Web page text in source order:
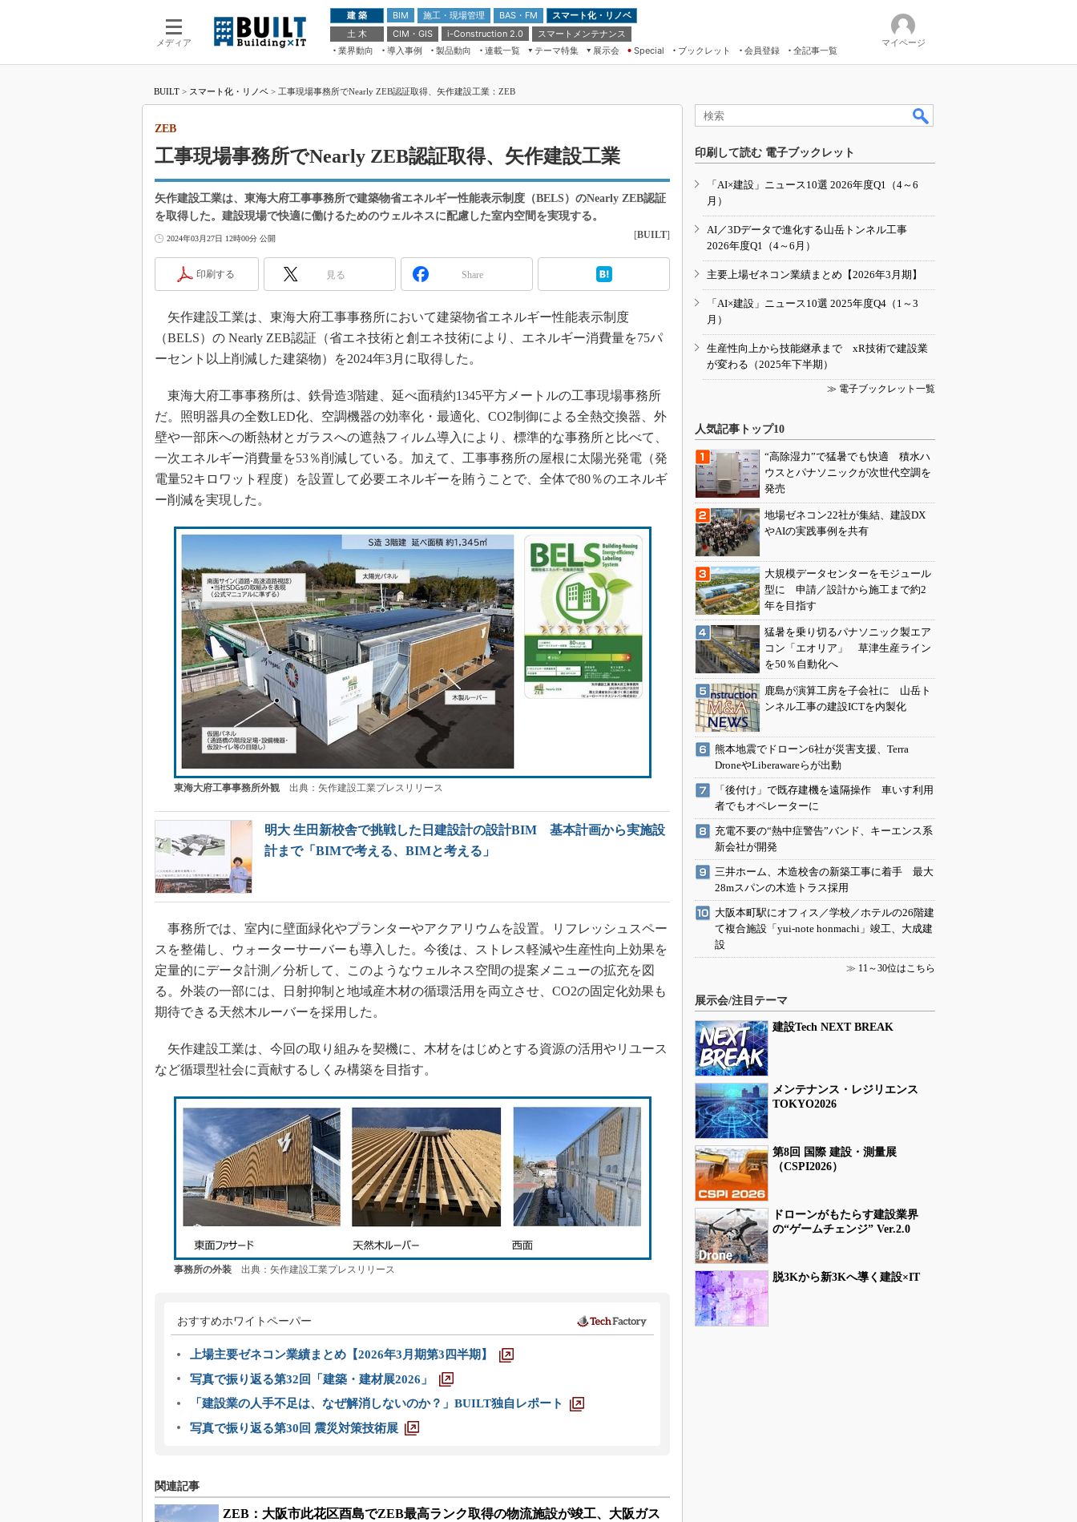
メディア
建 築 BIM 施工・現場管理 BAS・FM
スマート化・リノベ
土 木
CIM・GIS i-Construction 2.0
スマートメンテナンス
業界動向
導入事例 製品動向 連載一覧
テーマ特集
ドローンがもたらす建設業界の“ゲー
ムチェンジ” Ver.2.0
“Society5.0”時代のスマートビル
VR／ARが描くモノづくりのミライ
展示会
第8回 国際 建設・測量展
築・土木・不動産の先端技術展－
Japan Drone 2023
メンテナンス・レジリエンスOSAKA
2020
Special ブックレット 会員登録 全記事一覧
マイページ
BUILT > スマート化・リノベ > 工事現場事務所でNearly ZEB認証取得、矢作建設工業：ZEB
工事現場事務所でNearly ZEB認証取得、矢作建設工業
ZEB
矢作建設工業は、東海大府工事事務所で建築物省エネルギー性能表示制度（BELS）のNearly ZEB認証
を取得した。建設現場で快適に働けるためのウェルネスに配慮した室内空間を実現する。
2024年03月27日 12時00分 公開 [BUILT]
印刷する 見る Share
矢作建設工業は、東海大府工事事務所において建築物省エネルギー性能表示制度
（BELS）の Nearly ZEB認証（省エネ技術と創エネ技術により、エネルギー消費量を75パ
ーセント以上削減した建築物）を2024年3月に取得した。
東海大府工事事務所は、鉄骨造3階建、延べ面積約1345平方メートルの工事現場事務所
だ。照明器具の全数LED化、空調機器の効率化・最適化、CO2制御による全熱交換器、外
壁や一部床への断熱材とガラスへの遮熱フィルム導入により、標準的な事務所と比べて、
一次エネルギー消費量を53％削減している。加えて、工事事務所の屋根に太陽光発電（発
電量52キロワット程度）を設置して必要エネルギーを賄うことで、全体で80％のエネルギ
ー削減を実現した。
東海大府工事事務所外観出典：矢作建設工業プレスリリース
明大 生田新校舎で挑戦した日建設計の設計BIM 基本計画から実施設
計まで「BIMで考える、BIMと考える」
事務所では、室内に壁面緑化やプランターやアクアリウムを設置。リフレッシュスペー
スを整備し、ウォーターサーバーも導入した。今後は、ストレス軽減や生産性向上効果を
定量的にデータ計測／分析して、このようなウェルネス空間の提案メニューの拡充を図
る。外装の一部には、日射抑制と地域産木材の循環活用を両立させ、CO2の固定化効果も
期待できる天然木ルーバーを採用した。
矢作建設工業は、今回の取り組みを契機に、木材をはじめとする資源の活用やリユース
など循環型社会に貢献するしくみ構築を目指す。
事務所の外装出典：矢作建設工業プレスリリース
おすすめホワイトペーパー
上場主要ゼネコン業績まとめ【2026年3月期第3四半期】
写真で振り返る第32回「建築・建材展2026」
「建設業の人手不足は、なぜ解消しないのか？」BUILT独自レポート
写真で振り返る第30回 震災対策技術展
関連記事
ZEB：大阪市此花区酉島でZEB最高ランク取得の物流施設が竣工、大阪ガス
印刷して読む 電子ブックレット
「AI×建設」ニュース10選 2026年度Q1（4～6
月）
AI／3Dデータで進化する山岳トンネル工事
2026年度Q1（4～6月）
主要上場ゼネコン業績まとめ【2026年3月期】
「AI×建設」ニュース10選 2025年度Q4（1～3
月）
生産性向上から技能継承まで xR技術で建設業
が変わる（2025年下半期）
≫ 電子ブックレット一覧
人気記事トップ10
“高除湿力”で猛暑でも快適 積水ハ
ウスとパナソニックが次世代空調を
発売
地場ゼネコン22社が集結、建設DX
やAIの実践事例を共有
大規模データセンターをモジュール
型に 申請／設計から施工まで約2
年を目指す
猛暑を乗り切るパナソニック製エア
コン「エオリア」 草津生産ライン
を50％自動化へ
鹿島が演算工房を子会社に 山岳ト
ンネル工事の建設ICTを内製化
熊本地震でドローン6社が災害支援、Terra
DroneやLiberawareらが出動
「後付け」で既存建機を遠隔操作 車いす利用
者でもオペレーターに
充電不要の“熱中症警告”バンド、キーエンス系
新会社が開発
三井ホーム、木造校舎の新築工事に着手 最大
28mスパンの木造トラス採用
大阪本町駅にオフィス／学校／ホテルの26階建
て複合施設「yui-note honmachi」竣工、大成建
設
≫ 11～30位はこちら
展示会/注目テーマ
建設Tech NEXT BREAK
メンテナンス・レジリエンス
TOKYO2026
第8回 国際 建設・測量展
（CSPI2026）
ドローンがもたらす建設業界
の“ゲームチェンジ” Ver.2.0
脱3Kから新3Kへ導く建設×IT